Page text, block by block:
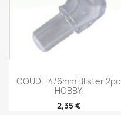
COUDE 4/6mm Blister 2pc
HOBBY
2,35 €